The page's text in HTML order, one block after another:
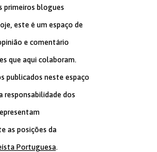
primeiros blogues
este é um espaço de
e comentário
que aqui colaboram.
publicados neste espaço
responsabilidade dos
as posições da
Portuguesa.